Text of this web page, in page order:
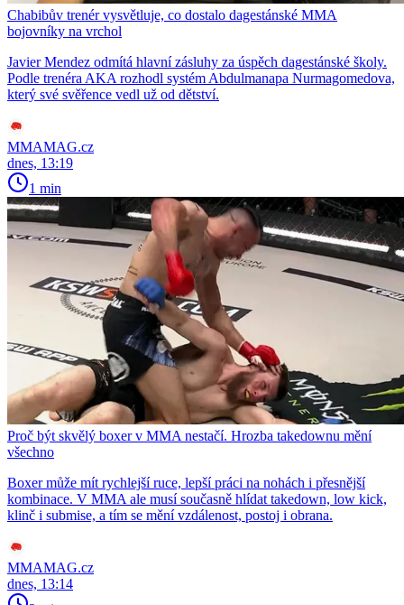
Chabibův trenér vysvětluje, co dostalo dagestánské MMA
bojovníky na vrchol
Javier Mendez odmítá hlavní zásluhy za úspěch dagestánské školy.
Podle trenéra AKA rozhodl systém Abdulmanapa Nurmagomedova,
který své svěřence vedl už od dětství.
MMAMAG.cz
dnes, 13:19
1 min
Proč být skvělý boxer v MMA nestačí. Hrozba takedownu mění
všechno
Boxer může mít rychlejší ruce, lepší práci na nohách i přesnější
kombinace. V MMA ale musí současně hlídat takedown, low kick,
klinč i submise, a tím se mění vzdálenost, postoj i obrana.
MMAMAG.cz
dnes, 13:14